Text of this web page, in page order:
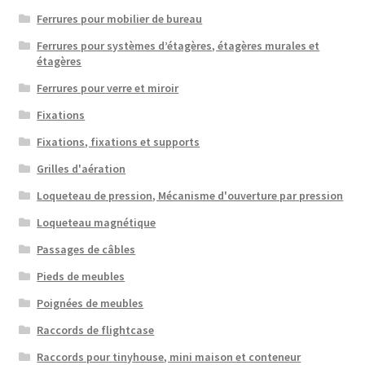
Ferrures pour mobilier de bureau
Ferrures pour systèmes d’étagères, étagères murales et
étagères
Ferrures pour verre et miroir
Fixations
Fixations, fixations et supports
Grilles d'aération
Loqueteau de pression, Mécanisme d'ouverture par pression
Loqueteau magnétique
Passages de câbles
Pieds de meubles
Poignées de meubles
Raccords de flightcase
Raccords pour tinyhouse, mini maison et conteneur